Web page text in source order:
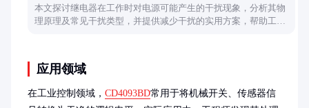
本文探讨继电器在工作时对电源可能产生的干扰现象，分析其物
理原理及常见干扰类型，并提供减少干扰的实用方案，帮助工程
应用领域
在工业控制领域， CD4093BD常用于将机械开关、传感器信